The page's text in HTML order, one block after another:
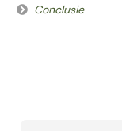
Conclusie